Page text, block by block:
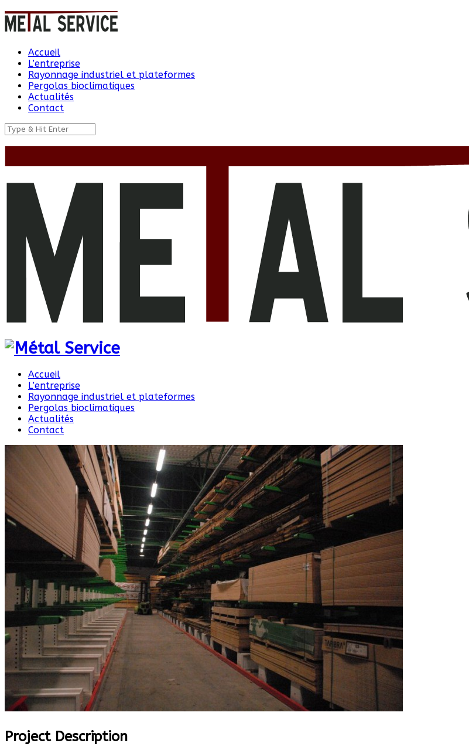
Accueil
L’entreprise
Rayonnage industriel et plateformes
Pergolas bioclimatiques
Actualités
Contact
Accueil
L’entreprise
Rayonnage industriel et plateformes
Pergolas bioclimatiques
Actualités
Contact
Project Description